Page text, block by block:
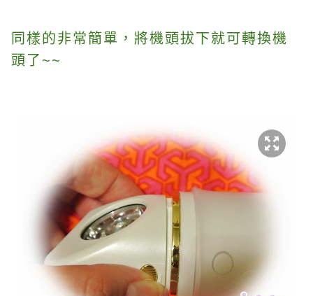
同樣的非常簡單，將機頭拔下就可轉換機
頭了~~